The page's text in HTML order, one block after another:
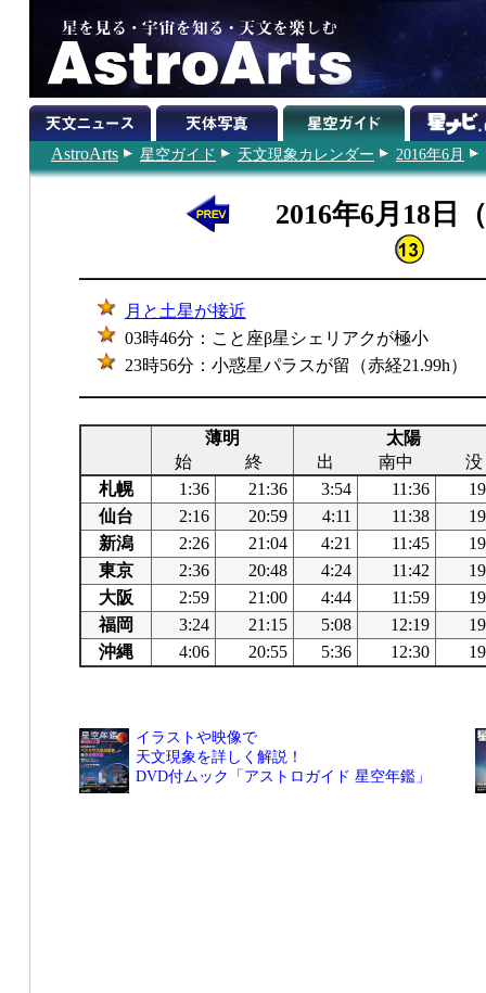
AstroArts 星空ガイド 天文現象カレンダー 2016年6月
2016年6月18日
月と土星が接近
03時46分：こと座β星シェリアクが極小
23時56分：小惑星パラスが留（赤経21.99h）
薄明
太陽
始
終 出 南中
没
札幌
1:36 21:36 3:54 11:36
仙台
2:16 20:59 4:11 11:38
新潟
2:26 21:04 4:21 11:45
東京
2:36 20:48 4:24 11:42
大阪
2:59 21:00 4:44 11:59
福岡
3:24 21:15 5:08 12:19
沖縄
4:06 20:55 5:36 12:30
イラストや映像で
天文現象を詳しく解説！
DVD付ムック「アストロガイド 星空年鑑」